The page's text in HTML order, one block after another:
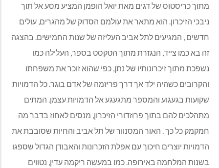
מתוך כריסטוס של דגים מאת יואל הופמן המציע מסע אל תוך
ניבכי הזיכרון. הוא מתאר את עולמם הסדוק של מהגרים, עולים
חדשים , המגיעים לתל אביב העליזה של שנות החמישים. בהצגה
זה בא כמו צייד, הנגזרת מתוך הטקסט בספר, העלילה כמו
נשפכת מתוך זיכרונותיו של נתן, כפי שהוא זוכר את משפחתו
והקרובים כשהיה ילד אך דרך פריזמה של אדם בוגר. כל הדמויות
שקועות בגעגוע והמספר מתגעגע אל הדמויות עצמן. המתים
מתהלכים להם בתוך פרוזדורי הזיכרון, מנסים לאחוז בדבר מה
חמקמק כל כך . האור המסנוור של תל אביב והחיות שסובבת את
הדמויות יוצרים חיכוך עם אפלת הזכרונות והאבודן הגדול שספגו
בשנות המלחמה באירופה. כמו במעשה ריקמה עדין, נטווים